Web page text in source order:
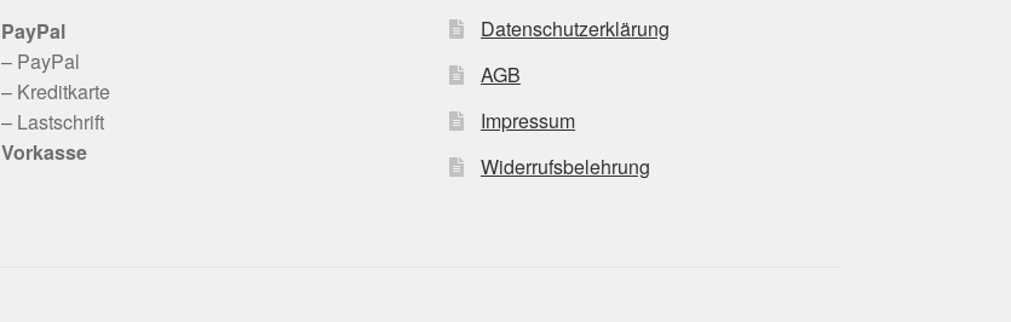
PayPal
– PayPal
– Kreditkarte
– Lastschrift
Vorkasse
Datenschutzerklärung
AGB
Impressum
Widerrufsbelehrung